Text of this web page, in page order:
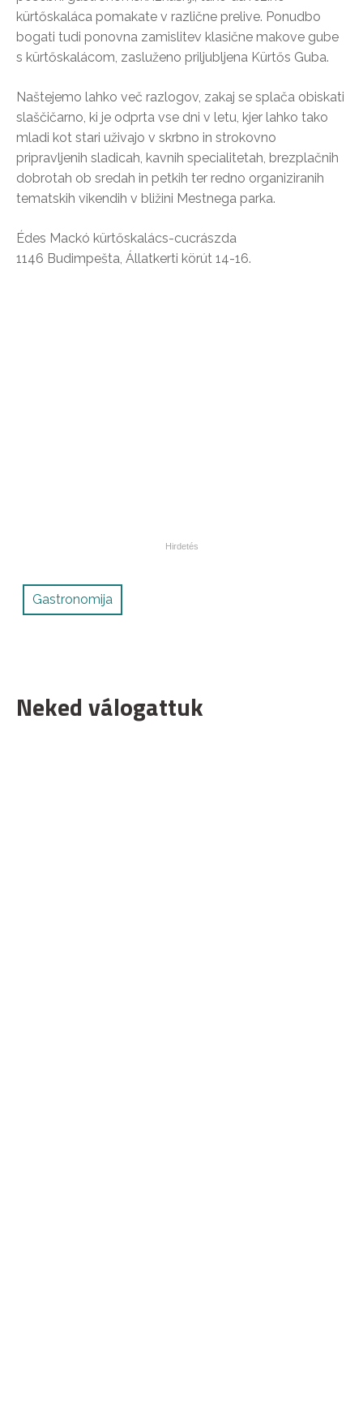
kürtőskaláca pomakate v različne prelive. Ponudbo
bogati tudi ponovna zamislitev klasične makove gube
s kürtőskalácom, zasluženo priljubljena Kürtős Guba.
Naštejemo lahko več razlogov, zakaj se splača obiskati
slaščičarno, ki je odprta vse dni v letu, kjer lahko tako
mladi kot stari uživajo v skrbno in strokovno
pripravljenih sladicah, kavnih specialitetah, brezplačnih
dobrotah ob sredah in petkih ter redno organiziranih
tematskih vikendih v bližini Mestnega parka.
Édes Mackó kürtőskalács-cucrászda
1146 Budimpešta, Állatkerti körút 14-16.
Gastronomija
Neked válogattuk